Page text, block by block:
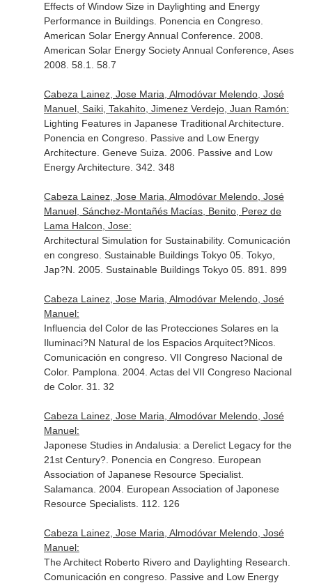
Effects of Window Size in Daylighting and Energy
Performance in Buildings. Ponencia en Congreso.
American Solar Energy Annual Conference. 2008.
American Solar Energy Society Annual Conference, Ases
2008. 58.1. 58.7
Cabeza Lainez, Jose Maria, Almodóvar Melendo, José
Manuel, Saiki, Takahito, Jimenez Verdejo, Juan Ramón:
Lighting Features in Japanese Traditional Architecture.
Ponencia en Congreso. Passive and Low Energy
Architecture. Geneve Suiza. 2006. Passive and Low
Energy Architecture. 342. 348
Cabeza Lainez, Jose Maria, Almodóvar Melendo, José
Manuel, Sánchez-Montañés Macías, Benito, Perez de
Lama Halcon, Jose:
Architectural Simulation for Sustainability. Comunicación
en congreso. Sustainable Buildings Tokyo 05. Tokyo,
Jap?N. 2005. Sustainable Buildings Tokyo 05. 891. 899
Cabeza Lainez, Jose Maria, Almodóvar Melendo, José
Manuel:
Influencia del Color de las Protecciones Solares en la
Iluminaci?N Natural de los Espacios Arquitect?Nicos.
Comunicación en congreso. VII Congreso Nacional de
Color. Pamplona. 2004. Actas del VII Congreso Nacional
de Color. 31. 32
Cabeza Lainez, Jose Maria, Almodóvar Melendo, José
Manuel:
Japonese Studies in Andalusia: a Derelict Legacy for the
21st Century?. Ponencia en Congreso. European
Association of Japanese Resource Specialist.
Salamanca. 2004. European Association of Japonese
Resource Specialists. 112. 126
Cabeza Lainez, Jose Maria, Almodóvar Melendo, José
Manuel:
The Architect Roberto Rivero and Daylighting Research.
Comunicación en congreso. Passive and Low Energy